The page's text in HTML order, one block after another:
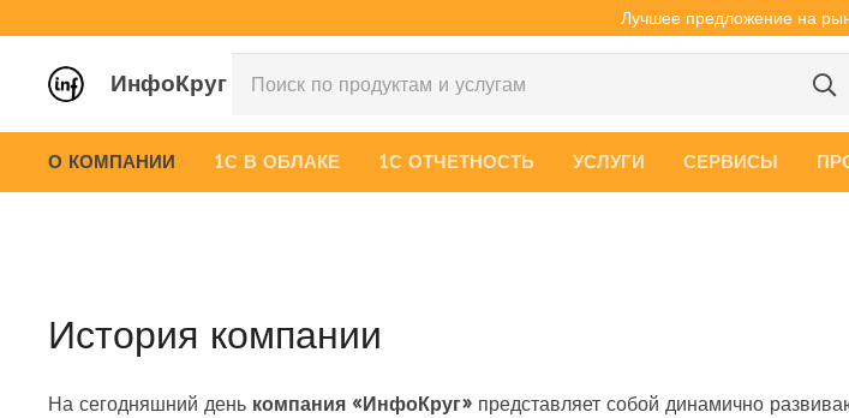
Лучшее предложение на
ИнфоКруг
О КОМПАНИИ 1С В ОБЛАКЕ 1С ОТЧЕТНОСТЬ УСЛУГИ СЕРВИСЫ
История компании
На сегодняшний день компания «ИнфоКруг» представляет собой динамично